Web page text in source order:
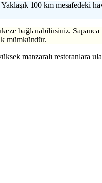
Yaklaşık 100 km mesafedeki
bağlanabilirsiniz.
mümkündür.
manzaralı restoranlara